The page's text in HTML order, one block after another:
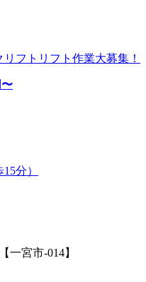
フトリフト作業大募集！
〜
分）
一宮市-014】